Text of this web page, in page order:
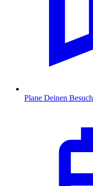
Plane Deinen Besuch